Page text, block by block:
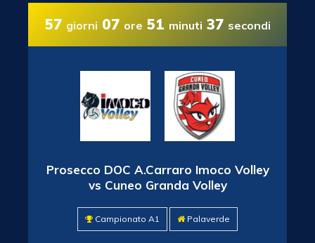
57 giorni 07 ore 51 minuti 36 secondi
Prosecco DOC A.Carraro Imoco Volley
vs Cuneo Granda Volley
Campionato A1 Palaverde